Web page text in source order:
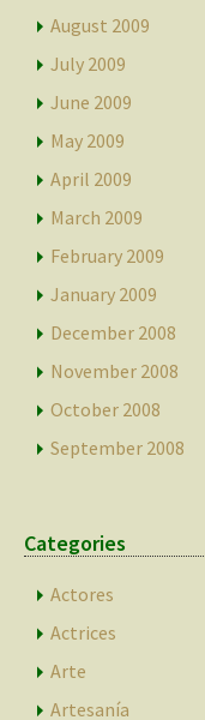
August 2009
July 2009
June 2009
May 2009
April 2009
March 2009
February 2009
January 2009
December 2008
November 2008
October 2008
September 2008
Categories
Actores
Actrices
Arte
Artesanía